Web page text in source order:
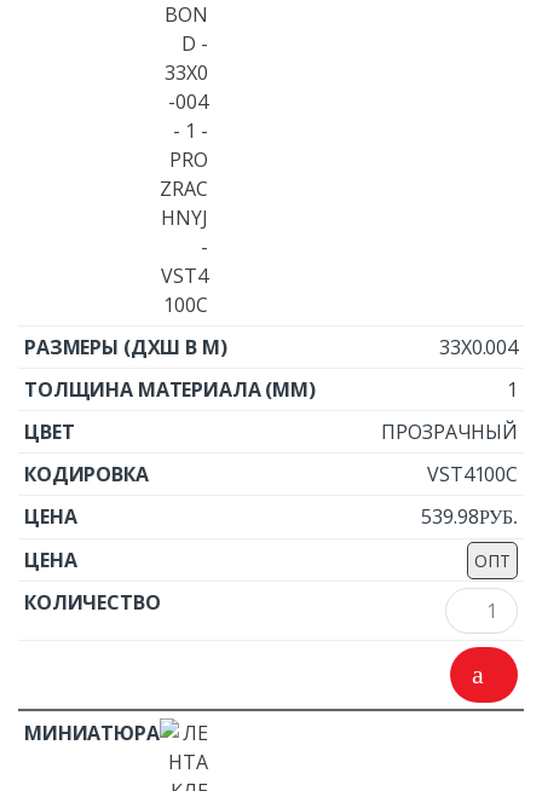
33X0.004
1
ПРОЗРАЧНЫЙ
VST4100C
539.98РУБ.
ОПТ